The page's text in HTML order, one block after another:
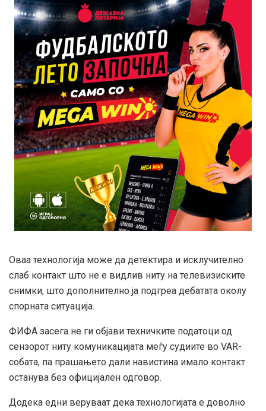
Оваа технологија може да детектира и исклучително
слаб контакт што не е видлив ниту на телевизиските
снимки, што дополнително ја подгреа дебатата околу
спорната ситуација.
ФИФА засега не ги објави техничките податоци од
сензорот ниту комуникацијата меѓу судиите во VAR-
собата, па прашањето дали навистина имало контакт
останува без официјален одговор.
Додека едни веруваат дека технологијата е доволно